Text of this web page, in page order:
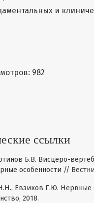
и
982
ссылки
Б.В. Висцеро-
особенности //
Евзиков Г.Ю. Нервные
2018.